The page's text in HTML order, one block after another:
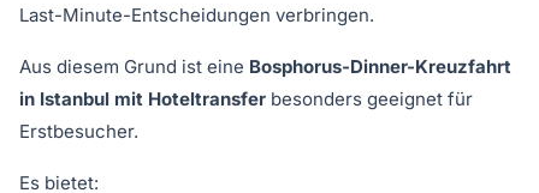
Last-Minute-Entscheidungen verbringen.
Aus diesem Grund ist eine Bosphorus-Dinner-Kreuzfahrt
in Istanbul mit Hoteltransfer besonders geeignet für
Erstbesucher.
Es bietet: